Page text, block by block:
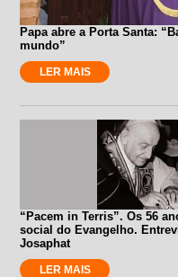
Papa abre a Porta Santa:
mundo”
LER MAIS
“Pacem in Terris”. Os 56
social do Evangelho.
Josaphat
LER MAIS